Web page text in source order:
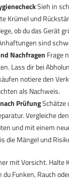
Sieh in
Krümel und
ob du das Gerät
sind
Nachfragen Frage
Lass dir bei
notiere den
als Nachweis.
PrüfungSchätze
Vergleiche
und mit einem
die Mängel und
mit Vorsicht. Halte
Funken, Rauch